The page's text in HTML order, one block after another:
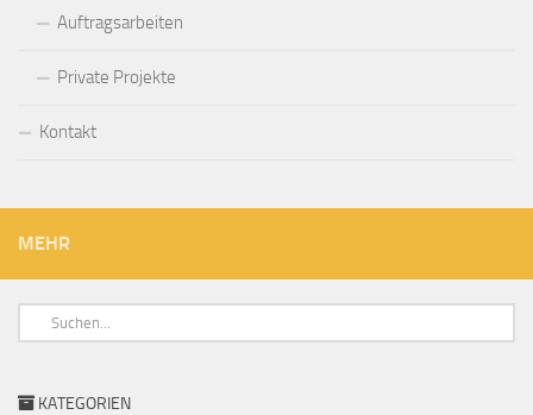
Auftragsarbeiten
Private Projekte
Kontakt
MEHR
KATEGORIEN